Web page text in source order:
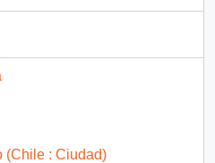
(Chile : Ciudad)